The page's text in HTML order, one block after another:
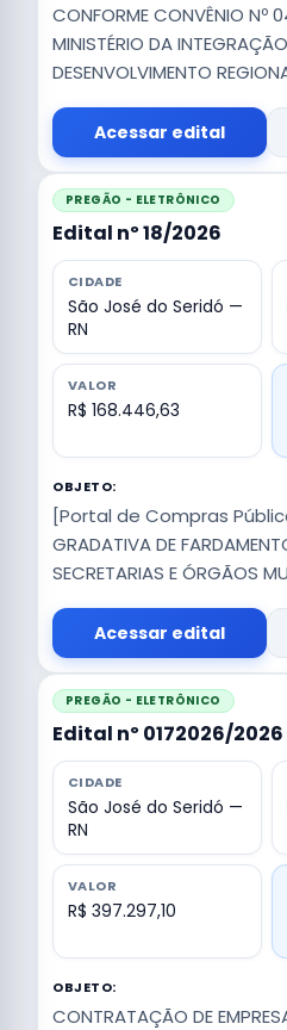
CONFORME CONVÊNIO
MINISTÉRIO DA
DESENVOLVIMENTO
Acessar edital
PREGÃO - ELETRÔNICO
Edital nº 18/2026
CIDADE
São José do Seridó —
RN
VALOR
R$ 168.446,63
OBJETO:
[Portal de Compras
GRADATIVA DE
SECRETARIAS E ÓRGÃOS
Acessar edital
PREGÃO - ELETRÔNICO
Edital nº 0172026/2026
CIDADE
São José do Seridó —
RN
VALOR
R$ 397.297,10
OBJETO:
CONTRATAÇÃO DE